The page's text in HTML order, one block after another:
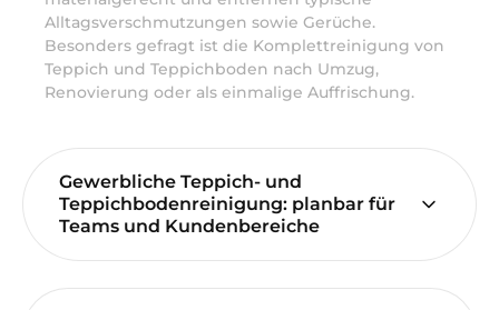
Alltagsverschmutzungen sowie Gerüche.
Besonders gefragt ist die Komplettreinigung von
Teppich und Teppichboden nach Umzug,
Renovierung oder als einmalige Auffrischung.
Gewerbliche Teppich- und
Teppichbodenreinigung: planbar für
Teams und Kundenbereiche